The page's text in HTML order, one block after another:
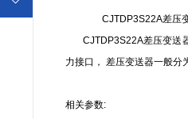
CJTDP3S22A差压变
CJTDP3S22A差压变送器
力接口， 差压变送器一般分
相关参数: